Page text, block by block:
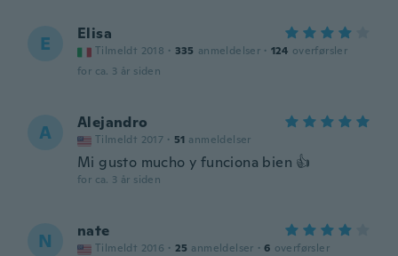
E Elisa
Tilmeldt 2018 · 335 anmeldelser · 124 overførsler
for ca. 3 år siden
A Alejandro
Tilmeldt 2017 · 51 anmeldelser
Mi gusto mucho y funciona bien 👍
for ca. 3 år siden
N nate
Tilmeldt 2016 · 25 anmeldelser · 6 overførsler